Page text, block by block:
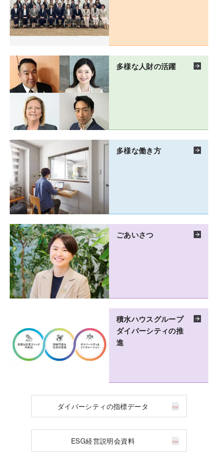
多様な人財の活躍
多様な働き方
ごあいさつ
積水ハウスグループ
ダイバーシティの推
進
ダイバーシティの指標データ
ESG経営説明会資料